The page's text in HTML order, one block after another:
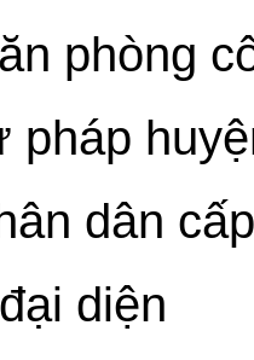
phòng
pháp
dân
diện